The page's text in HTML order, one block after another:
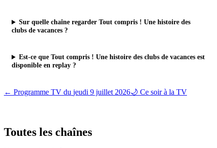
Sur quelle chaîne regarder Tout compris ! Une histoire des
clubs de vacances ?
Est-ce que Tout compris ! Une histoire des clubs de vacances est
disponible en replay ?
← Programme TV du jeudi 9 juillet 2026🌙 Ce soir à la TV
Toutes les chaînes